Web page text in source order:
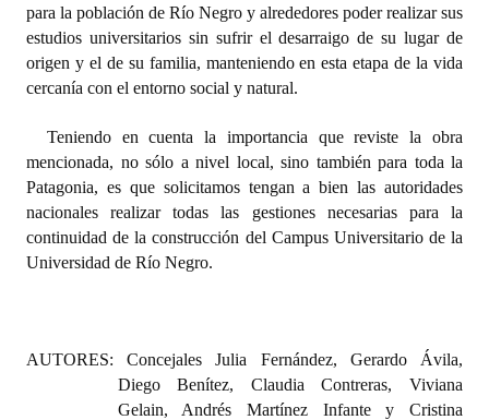
INSTITUCIONAL
Antiguos Pobladores
Noticias Destacadas
Registros y Distinciones
Datos Históricos
Premio al Mérito - Registro
Mujeres que Dejaron Huellas - Registro
Periodistas Decanos - Registro
para la población de Río Negro y alrededores poder realizar sus
estudios universitarios sin sufrir el desarraigo de su lugar de
origen y el de su familia, manteniendo en esta etapa de la vida
cercanía con el entorno social y natural.
Teniendo en cuenta la importancia que reviste la obra
mencionada, no sólo a nivel local, sino también para toda la
Patagonia, es que solicitamos tengan a bien las autoridades
nacionales realizar todas las gestiones necesarias para la
continuidad de la construcción del Campus Universitario de la
Universidad de Río Negro.
AUTORES: Concejales Julia Fernández, Gerardo Ávila,
Diego Benítez, Claudia Contreras, Viviana
Gelain, Andrés Martínez Infante y Cristina